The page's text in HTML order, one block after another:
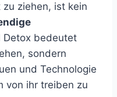
ziehen, ist kein
Detox bedeutet
sondern
und Technologie
von ihr treiben zu